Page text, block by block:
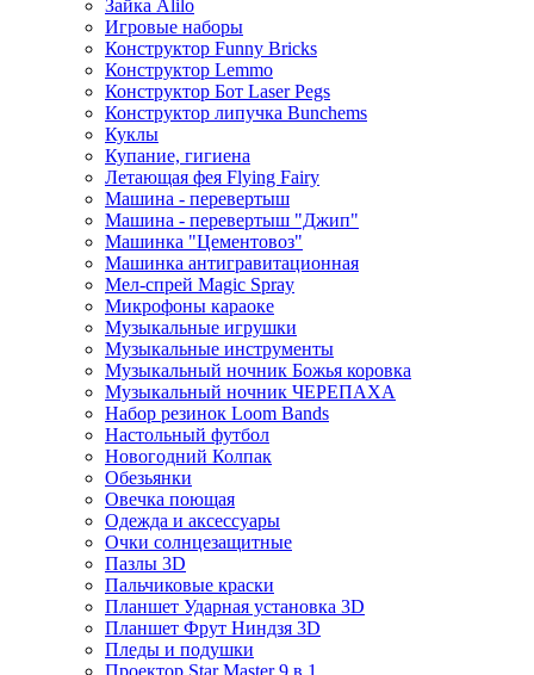
Зайка Alilo
Игровые наборы
Конструктор Funny Bricks
Конструктор Lemmo
Конструктор Бот Laser Pegs
Конструктор липучка Bunchems
Куклы
Купание, гигиена
Летающая фея Flying Fairy
Машина - перевертыш
Машина - перевертыш "Джип"
Машинка "Цементовоз"
Машинка антигравитационная
Мел-спрей Magic Spray
Микрофоны караоке
Музыкальные игрушки
Музыкальные инструменты
Музыкальный ночник Божья коровка
Музыкальный ночник ЧЕРЕПАХА
Набор резинок Loom Bands
Настольный футбол
Новогодний Колпак
Обезьянки
Овечка поющая
Одежда и аксессуары
Очки солнцезащитные
Пазлы 3D
Пальчиковые краски
Планшет Ударная установка 3D
Планшет Фрут Ниндзя 3D
Пледы и подушки
Проектор Star Master 9 в 1